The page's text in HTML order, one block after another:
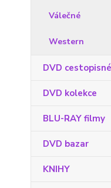
Válečné
Western
DVD cestopisné
DVD kolekce
BLU-RAY filmy
DVD bazar
KNIHY